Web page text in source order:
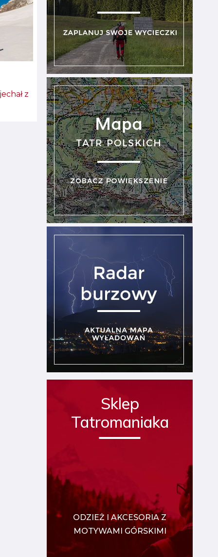
z
Sklep
Tatromaniaka
ODZIEŻ I AKCESORIA Z
MOTYWAMI GÓRSKIMI